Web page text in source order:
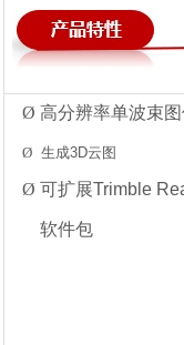
Ø 高分辨率单波束
Ø 生成3D云图
Ø 可扩展Trimble
软件包